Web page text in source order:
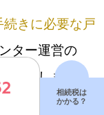
続きに必要な戸
ター運営の
移動します）
相続税は
かかる？